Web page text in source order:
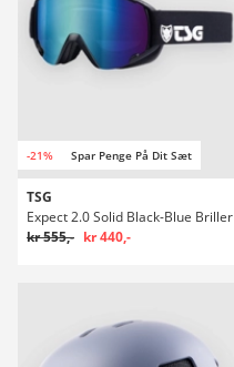
-21% Spar Penge På Dit Sæt
TSG
Expect 2.0 Solid Black-Blue Briller
kr 555,- kr 440,-